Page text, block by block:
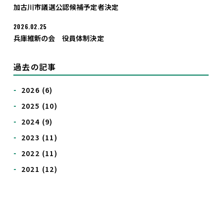
加古川市議選公認候補予定者決定
2026.02.25
兵庫維新の会 役員体制決定
過去の記事
2026 (6)
2025 (10)
2024 (9)
2023 (11)
2022 (11)
2021 (12)